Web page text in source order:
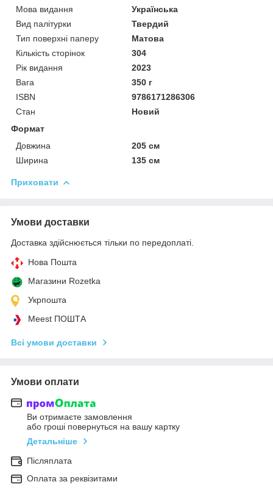
Мова видання
Українська
Вид палітурки
Твердий
Тип поверхні паперу
Матова
Кількість сторінок
304
Рік видання
2023
Вага
350 г
ISBN
9786171286306
Стан
Новий
Формат
Довжина
205 см
Ширина
135 см
Приховати
Умови доставки
Доставка здійснюється тільки по передоплаті.
Нова Пошта
Магазини Rozetka
Укрпошта
Meest ПОШТА
Всі умови доставки
Умови оплати
Ви отримаєте замовлення
або гроші повернуться на вашу картку
Детальніше
Післяплата
Оплата за реквізитами